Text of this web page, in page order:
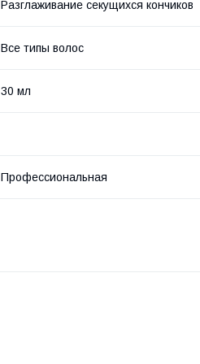
Разглаживание секущихся кончиков
Все типы волос
30 мл
Профессиональная